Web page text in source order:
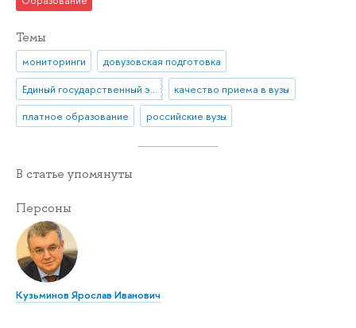
Темы
мониторинги
довузовская подготовка
Единый государственный экзамен (ЕГЭ)
качество приема в вузы
платное образование
российские вузы
В статье упомянуты
Персоны
Кузьминов Ярослав Иванович